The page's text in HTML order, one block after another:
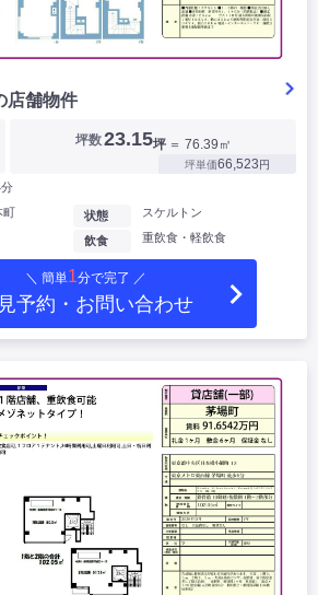
店舗物件
坪数23.15坪 ＝ 76.39㎡
坪単価66,523円
町 状態 スケルトン
飲食 重飲食・軽飲食
＼ 簡単1分で完了 ／
予約・お問い合わせ